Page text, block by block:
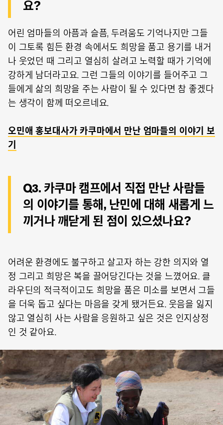
요?
어린 엄마들의 아픔과 슬픔, 두려움도 기억나지만 그들
이 그토록 힘든 환경 속에서도 희망을 품고 용기를 내거
나 웃었던 때 그리고 열심히 살려고 노력할 때가 기억에
강하게 남더라고요. 그런 그들의 이야기를 들어주고 그
들에게 삶의 희망을 주는 사람이 될 수 있다면 참 좋겠다
는 생각이 함께 떠오르네요.
오민애 홍보대사가 카쿠마에서 만난 엄마들의 이야기 보
기
Q3. 카쿠마 캠프에서 직접 만난 사람들
의 이야기를 통해, 난민에 대해 새롭게 느
끼거나 깨닫게 된 점이 있으셨나요?
어려운 환경에도 불구하고 살고자 하는 강한 의지와 열
정 그리고 희망은 복을 끌어당긴다는 것을 느꼈어요. 클
라우딘의 적극적이고도 희망을 품은 미소를 보면서 그들
을 더욱 돕고 싶다는 마음을 갖게 됐거든요. 웃음을 잃지
않고 열심히 사는 사람을 응원하고 싶은 것은 인지상정
인 것 같아요.